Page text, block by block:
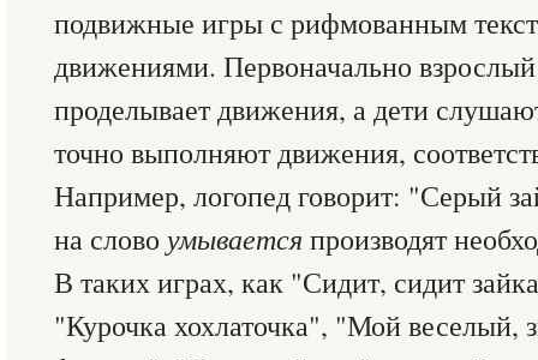
подвижные игры с рифмованным
движениями. Первоначально
проделывает движения, а дети
точно выполняют движения,
Например, логопед говорит: "Серый
на слово умывается производят
В таких играх, как "Сидит, сидит
"Курочка хохлаточка", "Мой веселый,